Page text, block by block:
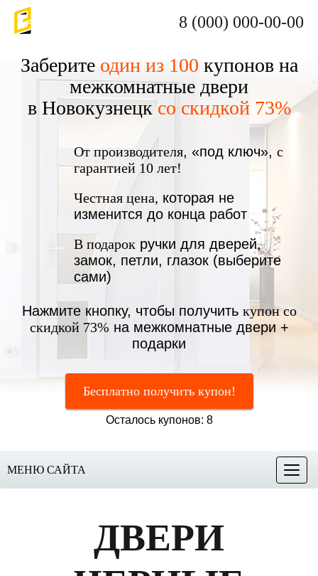
8 (000) 000-00-00
Заберите один из 100 купонов на
межкомнатные двери
в Новокузнецк со скидкой 73%
От производителя, «под ключ», с
гарантией 10 лет!
Честная цена, которая не
изменится до конца работ
В подарок ручки для дверей,
замок, петли, глазок (выберите
сами)
Нажмите кнопку, чтобы получить купон со
скидкой 73% на межкомнатные двери +
подарки
Бесплатно получить купон!
Осталось купонов: 8
Меню
МЕНЮ САЙТА
ДВЕРИ